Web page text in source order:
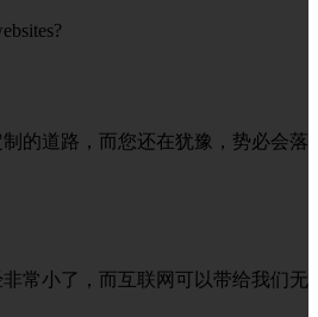
的道路，而您还在犹豫，势必会落
常小了，而互联网可以带给我们无